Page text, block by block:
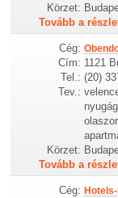
Körzet:
Tovább a
Cég:
Cím: 1121
Tel.: (20)
Tev.:
Körzet:
Tovább a
Cég: